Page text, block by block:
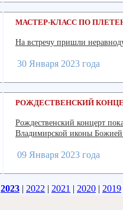
МАСТЕР-КЛАСС ПО
На встречу пришли
30 Января 2023 года
РОЖДЕСТВЕНСКИЙ
Рождественский концерт
Владимирской иконы
09 Января 2023 года
2023 | 2022 | 2021 | 2020 | 2019